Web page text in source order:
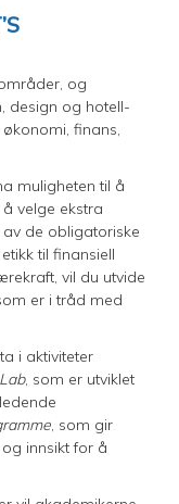
og
design og hotell-
finans,
muligheten til å
velge ekstra
de obligatoriske
til finansiell
vil du utvide
er i tråd med
i aktiviteter
, som er utviklet
, som gir
innsikt for å